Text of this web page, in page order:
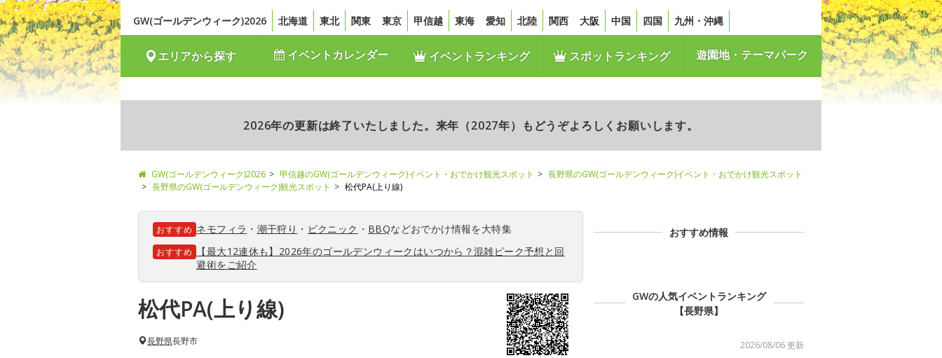
GW(ゴールデンウィーク)2026 北海道 東北 関東 東京 甲信越 東海 愛知 北陸 関西 大阪 中国 四国 九州・沖縄
エリアから探す イベントカレンダー イベントランキング スポットランキング 遊園地・テーマパーク
2026年の更新は終了いたしました。来年（2027年）もどうぞよろしくお願いします。
GW(ゴールデンウィーク)2026 甲信越のGW(ゴールデンウィーク)イベント・おでかけ観光スポット
長野県のGW(ゴールデンウィーク)イベント・おでかけ観光スポット
長野県のGW(ゴールデンウィーク)観光スポット
松代PA(上り線)
おすすめ ネモフィラ ・ 潮干狩り ・ ピクニック ・ BBQなどおでかけ情報を大特集
おすすめ
【最大12連休も】2026年のゴールデンウィークはいつから？混雑ピーク予想と回
避術をご紹介
松代PA(上り線)
長野県長野市
おすすめ情報
GWの人気イベントランキング
【長野県】
2026/08/06 更新